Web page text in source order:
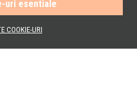
uri esentiale
COOKIE-URI